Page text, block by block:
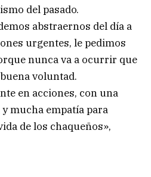
del pasado.
abstraernos del día a
urgentes, le pedimos
nunca va a ocurrir que
voluntad.
en acciones, con una
mucha empatía para
de los chaqueños»,